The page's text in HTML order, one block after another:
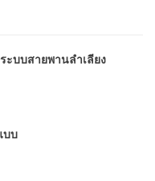
ะบบสายพานลำเลียง
บบ